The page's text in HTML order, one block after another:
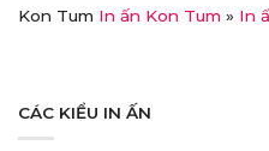
Kon Tum In ấn Kon Tum » In
CÁC KIỂU IN ẤN